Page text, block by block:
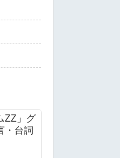
ΖΖ」グ
・台詞